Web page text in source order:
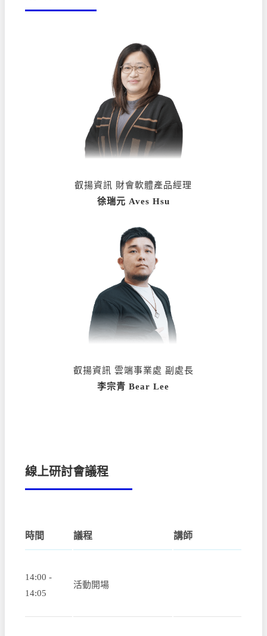
叡揚資訊 財會軟體產品經理
徐瑞元 Aves Hsu
叡揚資訊 雲端事業處 副處長
李宗青 Bear Lee
線上研討會議程
時間 議程 講師
14:00 -
14:05
活動開場